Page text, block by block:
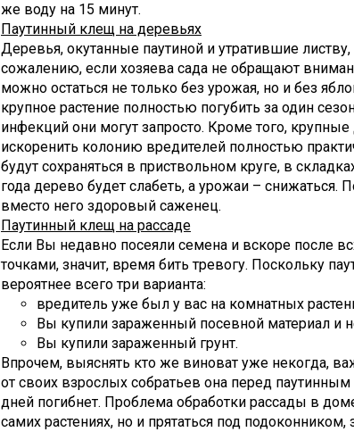
же воду на 15 минут.
Паутинный клещ на деревьях
Деревья, окутанные паутиной и утратившие
сожалению, если хозяева сада не обращают
можно остаться не только без урожая, но и без
крупное растение полностью погубить за один
инфекций они могут запросто. Кроме того,
искоренить колонию вредителей полностью
будут сохраняться в приствольном круге, в
года дерево будет слабеть, а урожаи –
вместо него здоровый саженец.
Паутинный клещ на рассаде
Если Вы недавно посеяли семена и вскоре после
точками, значит, время бить тревогу. Поскольку
вероятнее всего три варианта:
вредитель уже был у вас на комнатных
Вы купили зараженный посевной материал и
Вы купили зараженный грунт.
Впрочем, выяснять кто же виноват уже некогда,
от своих взрослых собратьев она перед
дней погибнет. Проблема обработки рассады в
самих растениях, но и прятаться под